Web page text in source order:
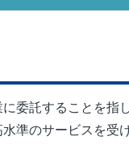
委託することを指
準のサービスを受